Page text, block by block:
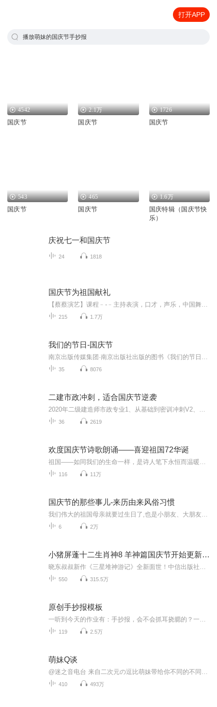
打开APP
播放萌妹的国庆节手抄报
4542
国庆节
2.1万
国庆节
1726
国庆节
543
国庆节
465
国庆节
1.6万
国庆特辑（国庆节快
乐）
庆祝七一和国庆节
24 1818
国庆节为祖国献礼
215 1.7万
我们的节日-国庆节
35 8076
二建市政冲刺，适合国庆节逆袭
36 2619
欢度国庆节诗歌朗诵——喜迎祖国72华诞
116 11万
国庆节的那些事儿-来历由来风俗习惯
6 2万
小猪屏蓬十二生肖神8 羊神篇国庆节开始更新啦！
550 315.5万
原创手抄报模板
119 2.5万
萌妹Q谈
410 493万